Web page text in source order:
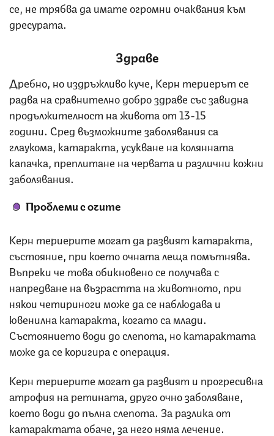
се, не трябва да имате огромни очаквания към
дресурата.
Здраве
Дребно, но издръжливо куче, Керн териерът се
радва на сравнително добро здраве със завидна
продължителност на живота от 13-15
години. Сред възможните заболявания са
глаукома, катаракта, усукване на колянната
капачка, преплитане на червата и различни кожни
заболявания.
Проблеми с очите
Керн териерите могат да развият катаракта,
състояние, при което очната леща помътнява.
Въпреки че това обикновено се получава с
напредване на възрастта на животното, при
някои четириноги може да се наблюдава и
ювенилна катаракта, когато са млади.
Състоянието води до слепота, но катарактата
може да се коригира с операция.
Керн териерите могат да развият и прогресивна
атрофия на ретината, друго очно заболяване,
което води до пълна слепота. За разлика от
катарактата обаче, за него няма лечение.